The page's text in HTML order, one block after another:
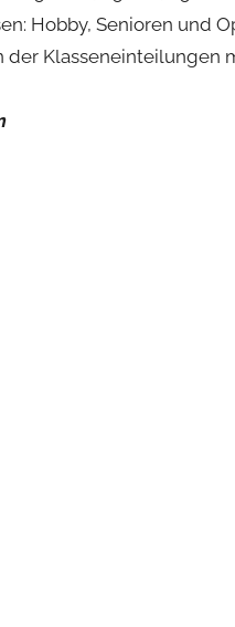
Hobby, Senioren und
der Klasseneinteilungen